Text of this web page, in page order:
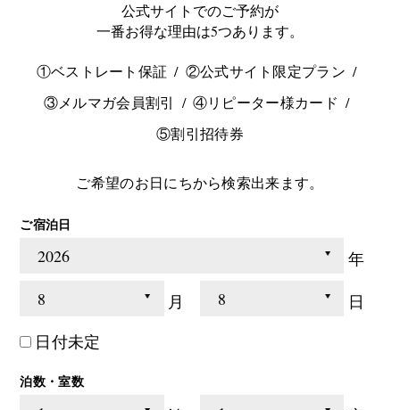
公式サイトでのご予約が
一番お得な理由は5つあります。
①ベストレート保証
②公式サイト限定プラン
③メルマガ会員割引
④リピーター様カード
⑤割引招待券
ご希望のお日にちから検索出来ます。
ご宿泊日
年
月
日
日付未定
泊数・室数